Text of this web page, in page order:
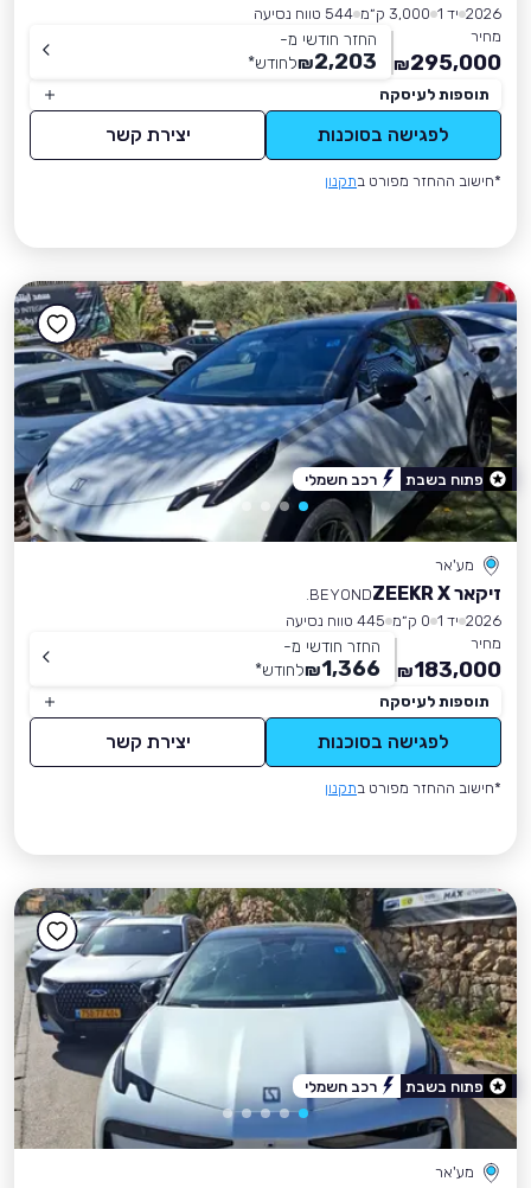
2026 יד 1 3,000 ק״מ
544 טווח נסיעה
מחיר
295,000
₪
החזר חודשי מ-
2,203
₪לחודש*
תוספות לעיסקה
לפגישה בסוכנות יצירת קשר
*חישוב ההחזר מפורט בתקנון
מע'אר
זיקאר ZEEKR X
BEYOND.
2026 יד 1 0 ק״מ
445 טווח נסיעה
מחיר
183,000
₪
החזר חודשי מ-
1,366
₪לחודש*
תוספות לעיסקה
לפגישה בסוכנות יצירת קשר
*חישוב ההחזר מפורט בתקנון
פתוח בשבת רכב חשמלי
מע'אר
פתוח בשבת רכב חשמלי